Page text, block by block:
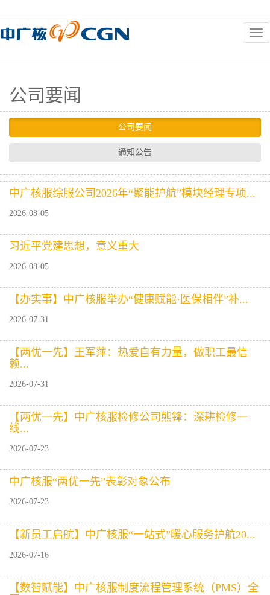
新闻中心
公司要闻
公司要闻
通知公告
中广核服综服公司2026年“聚能护航”模块经理专项...
2026-08-05
习近平党建思想，意义重大
2026-08-05
【办实事】中广核服举办“健康赋能·医保相伴”补...
2026-07-31
【两优一先】王军萍：热爱自有力量，做职工最信
赖...
2026-07-31
【两优一先】中广核服检修公司熊锋：深耕检修一
线...
2026-07-23
中广核服“两优一先”表彰对象公布
2026-07-23
【新员工启航】中广核服“一站式”暖心服务护航20...
2026-07-16
【数智赋能】中广核服制度流程管理系统（PMS）全